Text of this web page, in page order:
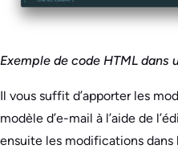
Exemple de code HTML dans
Il vous suffit d’apporter les
modèle d’e-mail à l’aide de
ensuite les modifications dans